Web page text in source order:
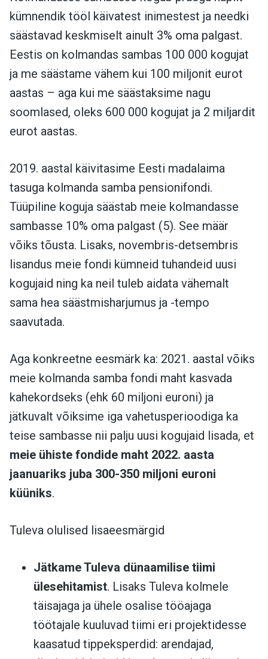
kümnendik tööl käivatest inimestest ja needki
säästavad keskmiselt ainult 3% oma palgast.
Eestis on kolmandas sambas 100 000 kogujat
ja me säästame vähem kui 100 miljonit eurot
aastas – aga kui me säästaksime nagu
soomlased, oleks 600 000 kogujat ja 2 miljardit
eurot aastas.
2019. aastal käivitasime Eesti madalaima
tasuga kolmanda samba pensionifondi.
Tüüpiline koguja säästab meie kolmandasse
sambasse 10% oma palgast (5). See määr
võiks tõusta. Lisaks, novembris-detsembris
lisandus meie fondi kümneid tuhandeid uusi
kogujaid ning ka neil tuleb aidata vähemalt
sama hea säästmisharjumus ja -tempo
saavutada.
Aga konkreetne eesmärk ka: 2021. aastal võiks
meie kolmanda samba fondi maht kasvada
kahekordseks (ehk 60 miljoni euroni) ja
jätkuvalt võiksime iga vahetusperioodiga ka
teise sambasse nii palju uusi kogujaid lisada, et
meie ühiste fondide maht 2022. aasta
jaanuariks juba 300-350 miljoni euroni
küüniks.
Tuleva olulised lisaeesmärgid
Jätkame Tuleva dünaamilise tiimi
ülesehitamist. Lisaks Tuleva kolmele
täisajaga ja ühele osalise tööajaga
töötajale kuuluvad tiimi eri projektidesse
kaasatud tippeksperdid: arendajad,